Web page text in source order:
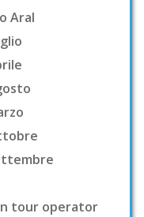
Aral
tour operator